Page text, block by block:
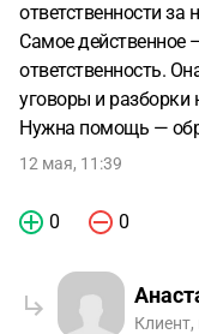
ответственности за
Самое действенное
ответственность.
уговоры и разборки
Нужна помощь —
12 мая, 11:39
0 0